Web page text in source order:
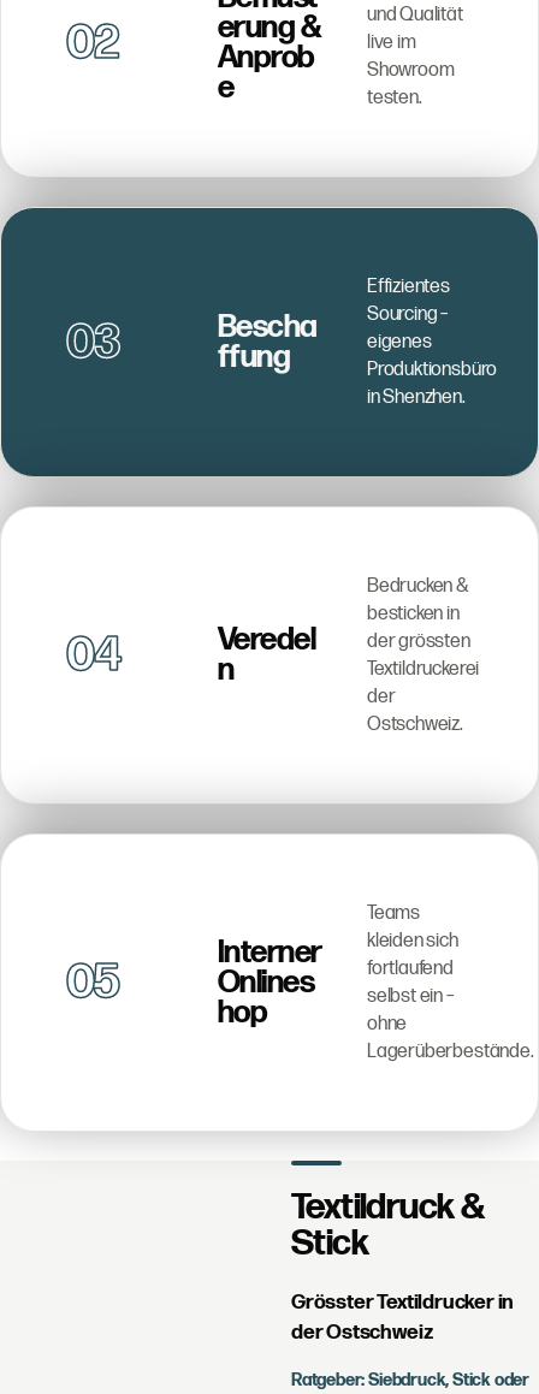
02
erung &
Anprob
e
und Qualität
live im
Showroom
testen.
03
Bescha
ffung
Effizientes
Sourcing –
eigenes
Produktionsbüro
in Shenzhen.
04
Veredel
n
Bedrucken &
besticken in
der grössten
Textildruckerei
der
Ostschweiz.
05
Interner
Onlines
hop
Teams
kleiden sich
fortlaufend
selbst ein –
ohne
Lagerüberbestände.
Textildruck &
Stick
Grösster Textildrucker in
der Ostschweiz
Ratgeber: Siebdruck, Stick oder